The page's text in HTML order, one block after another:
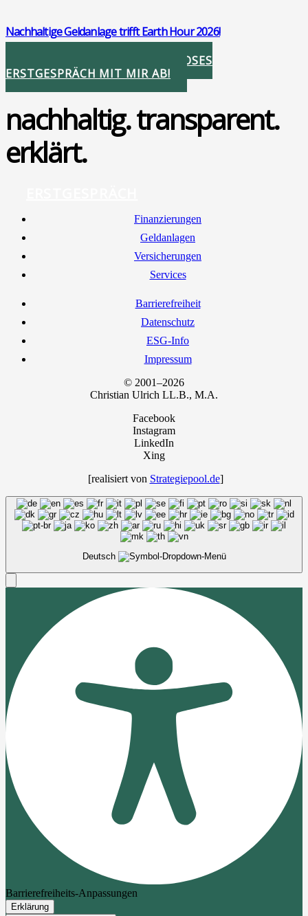
Nach­hal­ti­ge Geld­an­la­ge trifft Earth Hour 2026!
Donnerstag, 26. März 2026
STIMMEN SIE IHR KOSTENLOSES
ERSTGESPRÄCH MIT MIR AB!
nachhaltig. transparent.
erklärt.
Finan­zie­run­gen
Geld­an­la­gen
Ver­si­che­run­gen
Ser­vices
Bar­rie­re­frei­heit
Daten­schutz
ESG-Info
Impres­sum
© 2001–2026
Chris­ti­an Ulrich LL.B., M.A.
Facebook
Instagram
LinkedIn
Xing
[rea­li­siert von Strategiepool.de]
Deutsch
Barrierefreiheits-Anpassungen
Erklärung